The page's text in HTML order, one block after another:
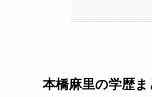
本橋麻里の学歴ま